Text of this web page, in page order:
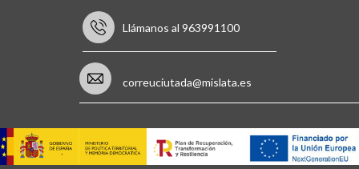
Llámanos al 963991100
correuciutada@mislata.es